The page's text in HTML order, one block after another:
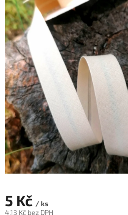
5 Kč / ks
4,13 Kč bez DPH